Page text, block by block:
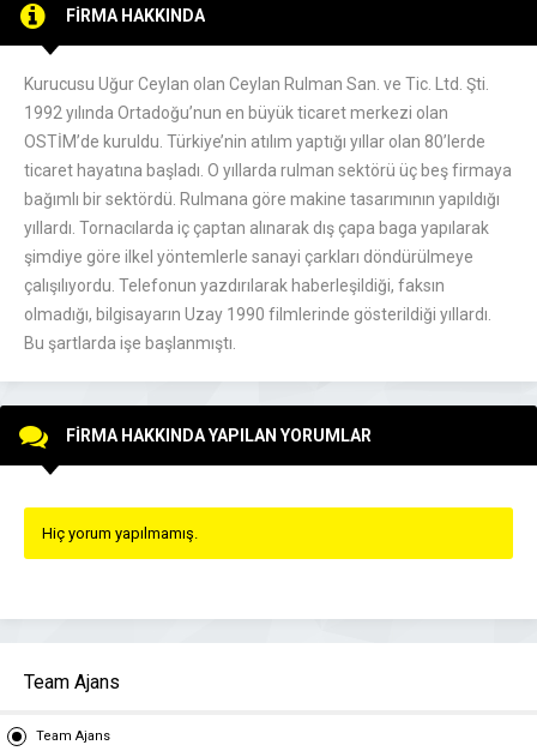
FİRMA HAKKINDA
Kurucusu Uğur Ceylan olan Ceylan Rulman San. ve Tic. Ltd. Şti.
1992 yılında Ortadoğu’nun en büyük ticaret merkezi olan
OSTİM’de kuruldu. Türkiye’nin atılım yaptığı yıllar olan 80’lerde
ticaret hayatına başladı. O yıllarda rulman sektörü üç beş firmaya
bağımlı bir sektördü. Rulmana göre makine tasarımının yapıldığı
yıllardı. Tornacılarda iç çaptan alınarak dış çapa baga yapılarak
şimdiye göre ilkel yöntemlerle sanayi çarkları döndürülmeye
çalışılıyordu. Telefonun yazdırılarak haberleşildiği, faksın
olmadığı, bilgisayarın Uzay 1990 filmlerinde gösterildiği yıllardı.
Bu şartlarda işe başlanmıştı.
FİRMA HAKKINDA YAPILAN YORUMLAR
Hiç yorum yapılmamış.
Team Ajans
Team Ajans